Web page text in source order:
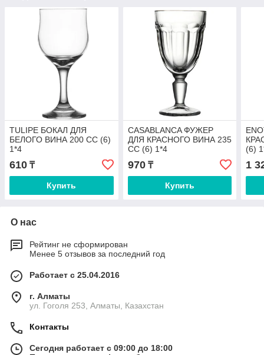
TULIPE БОКАЛ ДЛЯ
БЕЛОГО ВИНА 200 СС (6)
1*4
610 ₸
Купить
CASABLANCA ФУЖЕР
ДЛЯ КРАСНОГО ВИНА 235
СС (6) 1*4
970₸
Купить
(6)
1
О нас
Рейтинг не сформирован
Менее 5 отзывов за последний год
Работает с 25.04.2016
г. Алматы
ул. Гоголя 253, Алматы, Казахстан
Контакты
Сегодня работает с 09:00 до 18:00